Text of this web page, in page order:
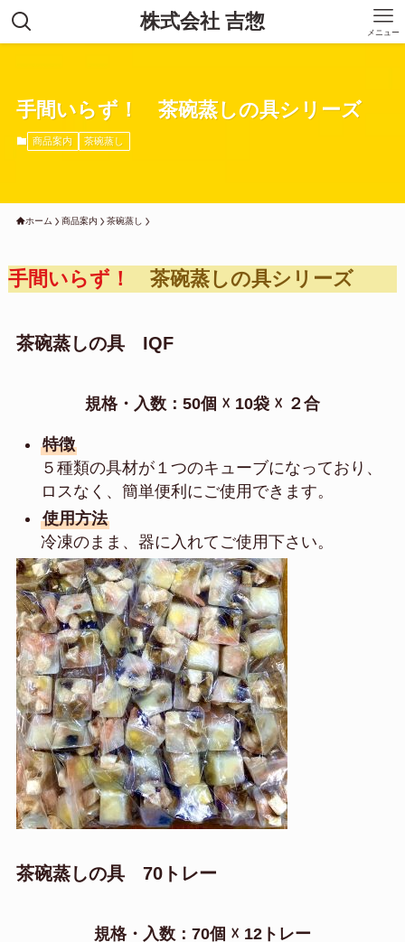
株式会社 吉惣 メニュー
手間いらず！ 茶碗蒸しの具シリーズ
商品案内 茶碗蒸し
ホーム 商品案内 茶碗蒸し
手間いらず！ 茶碗蒸しの具シリーズ
茶碗蒸しの具 IQF
規格・入数：50個 ☓ 10袋 ☓ ２合
特徴
５種類の具材が１つのキューブになっており、
ロスなく、簡単便利にご使用できます。
使用方法
冷凍のまま、器に入れてご使用下さい。
茶碗蒸しの具 70トレー
規格・入数：70個 ☓ 12トレー